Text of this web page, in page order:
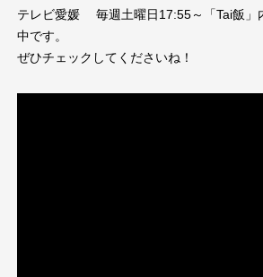
テレビ愛媛 毎週土曜日17:55～「Tai飯」
中です。
ぜひチェックしてくださいね！